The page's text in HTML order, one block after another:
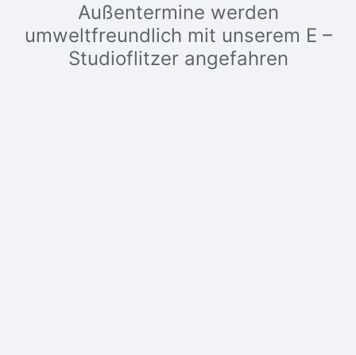
Außentermine werden
umweltfreundlich mit unserem E –
Studioflitzer angefahren